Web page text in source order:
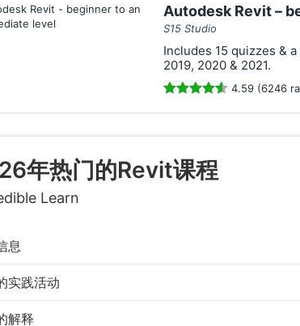
Autodesk Revit –
S15 Studio
Includes 15 quizzes &
2019, 2020 & 2021.
4.59 (6246
年热门的Revit课程
Learn
息
实践活动
解释